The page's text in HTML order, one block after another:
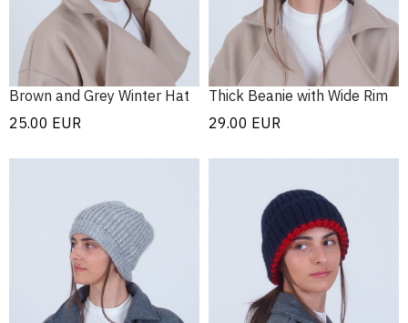
Brown and Grey Winter Hat
25.00 EUR
Thick Beanie with Wide Rim
29.00 EUR